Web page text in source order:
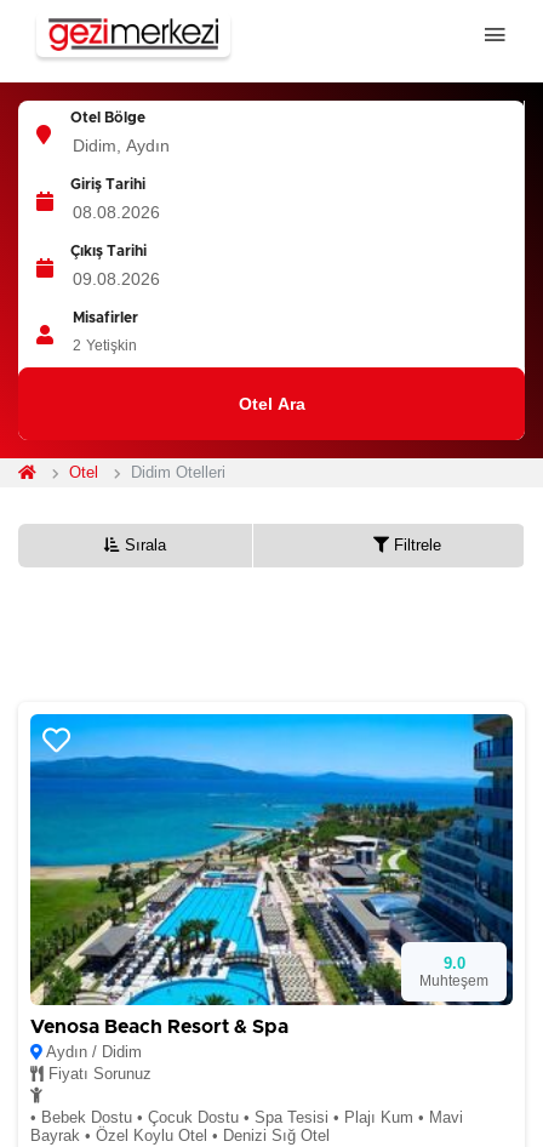
Otel Bölge
Giriş Tarihi
Çıkış Tarihi
Misafirler
2 Yetişkin
Otel Ara
Otel Didim Otelleri
Sırala Filtrele
9.0
Muhteşem
Venosa Beach Resort & Spa
Aydın / Didim
Fiyatı Sorunuz
• Bebek Dostu • Çocuk Dostu • Spa Tesisi • Plajı Kum • Mavi
Bayrak • Özel Koylu Otel • Denizi Sığ Otel